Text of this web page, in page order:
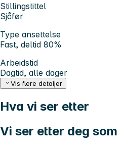
Stillingstittel
Sjåfør
Type ansettelse
Fast, deltid 80%
Arbeidstid
Dagtid, alle dager
Vis flere detaljer
Hva vi ser etter
Vi ser etter deg som